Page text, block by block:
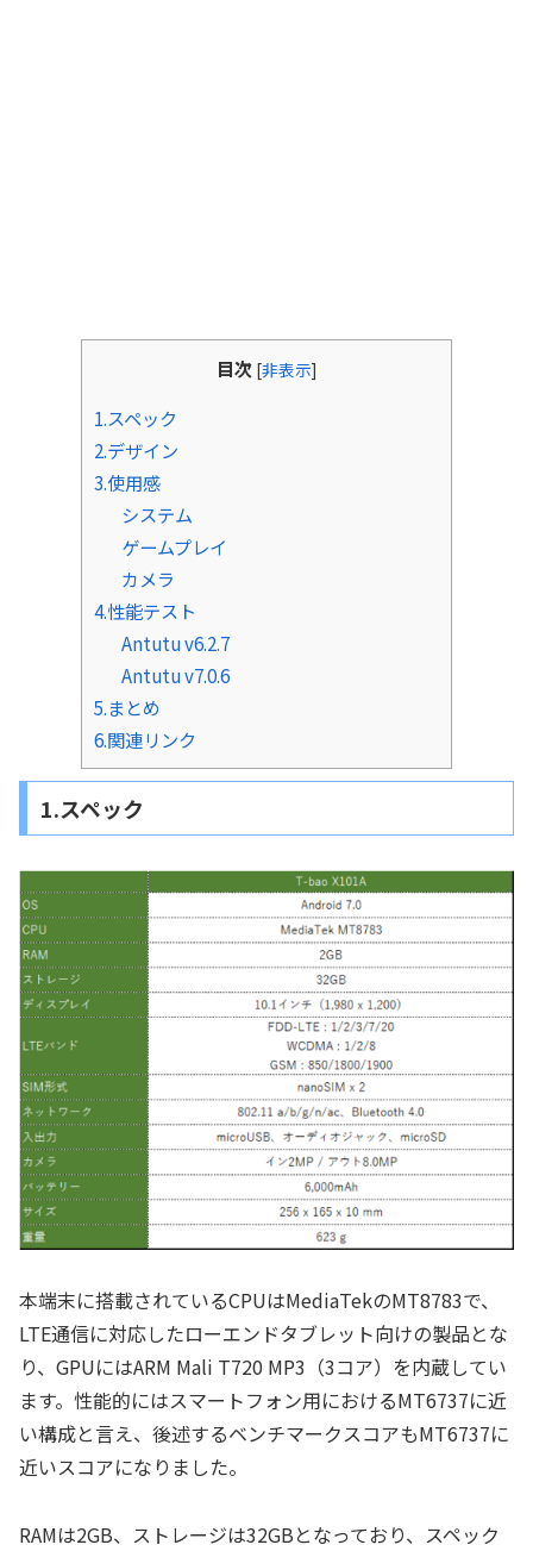
目次 [非表示]
1.スペック
2.デザイン
3.使用感
システム
ゲームプレイ
カメラ
4.性能テスト
Antutu v6.2.7
Antutu v7.0.6
5.まとめ
6.関連リンク
1.スペック
本端末に搭載されているCPUはMediaTekのMT8783で、
LTE通信に対応したローエンドタブレット向けの製品とな
り、GPUにはARM Mali T720 MP3（3コア）を内蔵してい
ます。性能的にはスマートフォン用におけるMT6737に近
い構成と言え、後述するベンチマークスコアもMT6737に
近いスコアになりました。
RAMは2GB、ストレージは32GBとなっており、スペック